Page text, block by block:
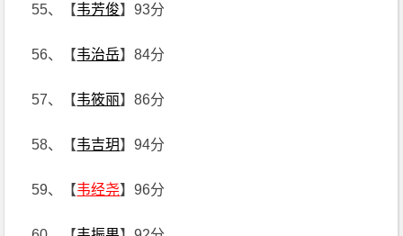
55、【韦芳俊】93分
56、【韦治岳】84分
57、【韦筱丽】86分
58、【韦吉玥】94分
59、【韦经尧】96分